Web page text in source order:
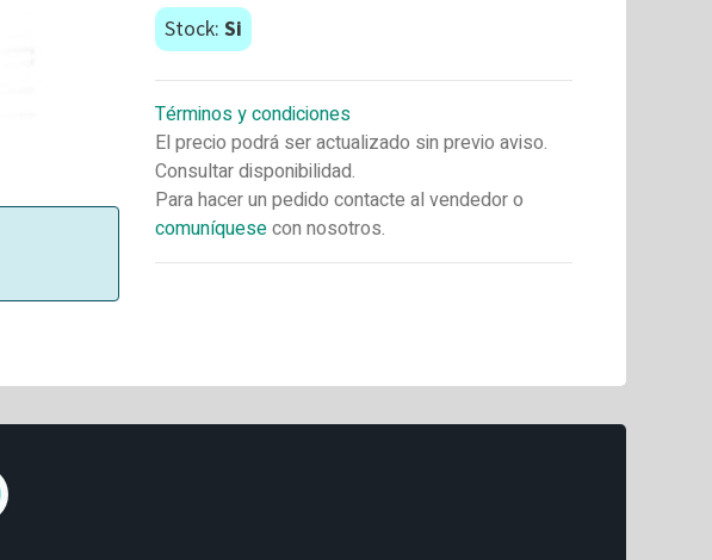
Stock: Si
Términos y condiciones
El precio podrá ser actualizado sin previo aviso.
Consultar disponibilidad.
Para hacer un pedido contacte al vendedor o
comuníquesecon nosotros.